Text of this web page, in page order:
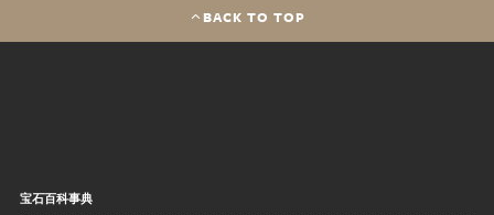
BACK TO TOP
宝石百科事典